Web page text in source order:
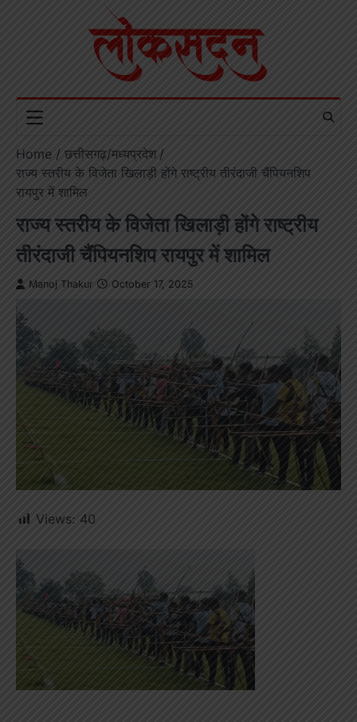
Home
छत्तीसगढ़/मध्यप्रदेश
राज्य स्तरीय के विजेता खिलाड़ी होंगे राष्ट्रीय तीरंदाजी चैंपियनशिप
रायपुर में शामिल
राज्य स्तरीय के विजेता खिलाड़ी होंगे राष्ट्रीय
तीरंदाजी चैंपियनशिप रायपुर में शामिल
Manoj Thakur October 17, 2025
Views: 40